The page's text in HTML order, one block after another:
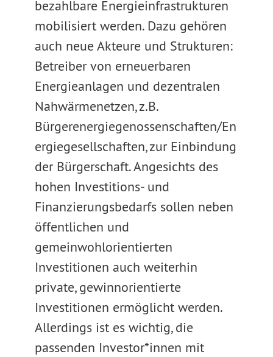
bezahlbare Energieinfrastrukturen
mobilisiert werden. Dazu gehören
auch neue Akteure und Strukturen:
Betreiber von erneuerbaren
Energieanlagen und dezentralen
Nahwärmenetzen, z.B.
Bürgerenergiegenossenschaften/En
ergiegesellschaften, zur Einbindung
der Bürgerschaft. Angesichts des
hohen Investitions- und
Finanzierungsbedarfs sollen neben
öffentlichen und
gemeinwohlorientierten
Investitionen auch weiterhin
private, gewinnorientierte
Investitionen ermöglicht werden.
Allerdings ist es wichtig, die
passenden Investor*innen mit